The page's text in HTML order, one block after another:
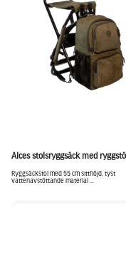
Alces stolsryggsäck med
Ryggsäckstol med 55 cm sitthöjd, tyst
vattenavstöttande material ...